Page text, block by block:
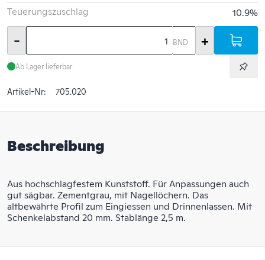
Teuerungszuschlag
10.9%
- BND +
Ab Lager lieferbar
Artikel-Nr: 705.020
Beschreibung
Aus hochschlagfestem Kunststoff. Für Anpassungen auch
gut sägbar. Zementgrau, mit Nagellöchern. Das
altbewährte Profil zum Eingiessen und Drinnenlassen. Mit
Schenkelabstand 20 mm. Stablänge 2,5 m.